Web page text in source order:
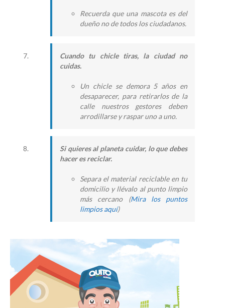
Recuerda que una mascota es del
dueño no de todos los ciudadanos.
Cuando tu chicle tiras, la ciudad no
cuidas.
Un chicle se demora 5 años en
desaparecer, para retirarlos de la
calle nuestros gestores deben
arrodillarse y raspar uno a uno.
Si quieres al planeta cuidar, lo que debes
hacer es reciclar.
Separa el material reciclable en tu
domicilio y llévalo al punto limpio
más cercano (Mira los puntos
limpios aquí)